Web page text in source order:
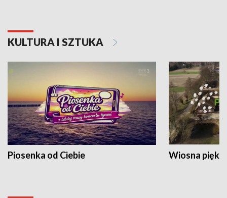
KULTURA I SZTUKA
Piosenka od Ciebie Wiosna